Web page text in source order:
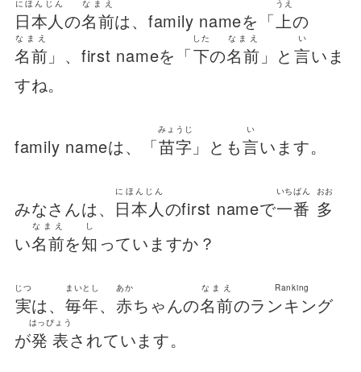
日本人
にほんじん
の名前
なまえ
は、family nameを「上
うえ
の
名前
なまえ
」、first nameを「下
した
の名前
なまえ
」と 言
い
いま
すね。
family nameは、「苗字
みょうじ
」とも言
い
います。
みなさんは、 日本人
にほんじん
のfirst nameで一番
いちばん
多
おお
い名前
なまえ
を知
し
っていますか？
実
じつ
は、 毎年
まいとし
、 赤
あか
ちゃんの名前
なまえ
のランキング
Ranking
が発表
はっぴょう
されています。